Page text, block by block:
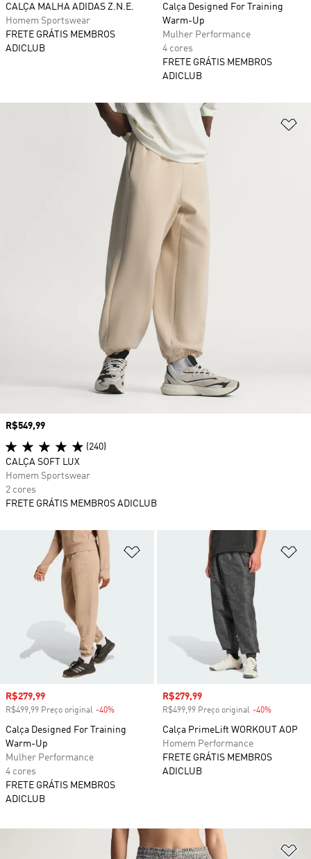
CALÇA MALHA ADIDAS Z.N.E.
Homem Sportswear
FRETE GRÁTIS MEMBROS
ADICLUB
Calça Designed For Training
Warm-Up
Mulher Performance
4 cores
FRETE GRÁTIS MEMBROS
ADICLUB
Adicionar à Lista de Desejos
Preço com desconto
R$279,99
R$499,99 Preço original -40%
Calça Designed For Training
Warm-Up
Mulher Performance
4 cores
FRETE GRÁTIS MEMBROS
ADICLUB
Preço com desconto
R$279,99
R$499,99 Preço original -40%
Calça PrimeLift WORKOUT AOP
Homem Performance
FRETE GRÁTIS MEMBROS
ADICLUB
Preço
R$549,99
(240)
CALÇA SOFT LUX
Homem Sportswear
2 cores
FRETE GRÁTIS MEMBROS ADICLUB